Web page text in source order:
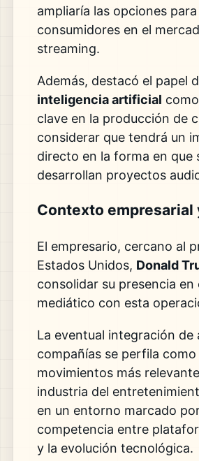
ampliaría las opciones
consumidores en el
streaming.
Además, destacó el papel
inteligencia artificial
clave en la producción de
considerar que tendrá un
directo en la forma en que
desarrollan proyectos
Contexto empresarial
El empresario, cercano al
Estados Unidos, Donald
consolidar su presencia en
mediático con esta
La eventual integración de
compañías se perfila
movimientos más
industria del
en un entorno marcado
competencia entre
y la evolución tecnológica.